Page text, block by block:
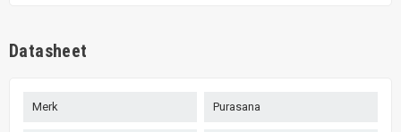
Datasheet
Merk Purasana